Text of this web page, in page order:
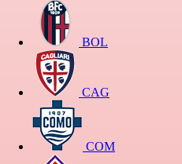
BOL
CAG
COM